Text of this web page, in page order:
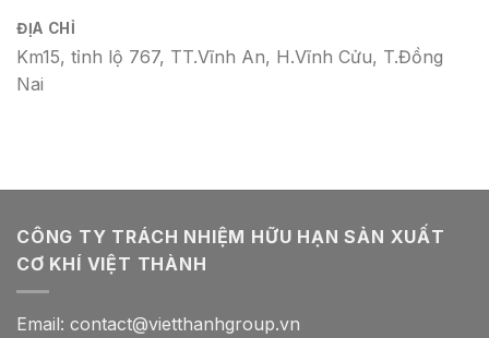
ĐỊA CHỈ
Km15, tỉnh lộ 767, TT.Vĩnh An, H.Vĩnh Cửu, T.Đồng
Nai
CÔNG TY TRÁCH NHIỆM HỮU HẠN SẢN XUẤT
CƠ KHÍ VIỆT THÀNH
Email: contact@vietthanhgroup.vn